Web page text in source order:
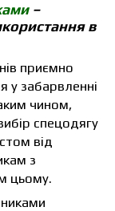
–
в
приємно
у забарвленні
чином,
спецодягу
від
з
цьому.